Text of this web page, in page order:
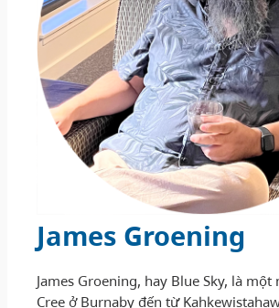
James Groening
James Groening, hay Blue Sky, là
Cree ở Burnaby đến từ